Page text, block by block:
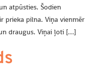
atpūsties. Šodien
prieka pilna. Viņa vienmēr
draugus. Viņai ļoti […]